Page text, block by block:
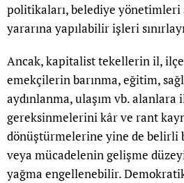
politikaları, belediye yönetimleri
yararına yapılabilir işleri
Ancak, kapitalist tekellerin il,
emekçilerin barınma, eğitim,
aydınlanma, ulaşım vb. alanlara
gereksinmelerini kâr ve rant
dönüştürmelerine yine de belirli
veya mücadelenin gelişme
yağma engellenebilir.